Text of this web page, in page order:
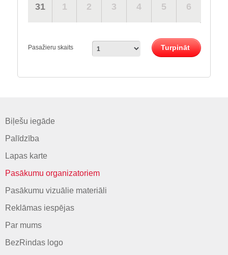
31 1 2 3 4 5 6
Pasažieru skaits Turpināt
Biļešu iegāde
Palīdzība
Lapas karte
Pasākumu organizatoriem
Pasākumu vizuālie materiāli
Reklāmas iespējas
Par mums
BezRindas logo